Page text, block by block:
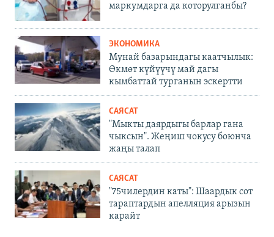
маркумдарга да которулганбы?
ЭКОНОМИКА
Мунай базарындагы каатчылык:
Өкмөт күйүүчү май дагы
кымбаттай турганын эскертти
САЯСАТ
"Мыкты даярдыгы барлар гана
чыксын". Жеңиш чокусу боюнча
жаңы талап
САЯСАТ
"75чилердин каты": Шаардык сот
тараптардын апелляция арызын
карайт